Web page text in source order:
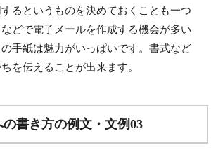
るというものを決めておくことも一つ
どで電子メールを作成する機会が多い
手紙は魅力がいっぱいです。書式など
を伝えることが出来ます。
書き方の例文・文例03